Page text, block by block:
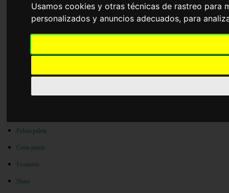
Usamos cookies y otras técnicas de rastreo para
personalizados y anuncios adecuados, para
Pelota mano
Pelota paleta
Cesta punta
Frontenis
Share